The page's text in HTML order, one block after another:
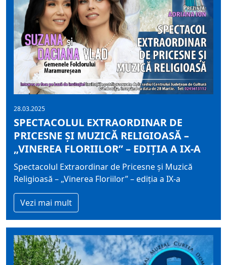
28.03.2025
SPECTACOLUL EXTRAORDINAR DE
PRICESNE ȘI MUZICĂ RELIGIOASĂ –
„VINEREA FLORIILOR” – EDIȚIA A IX-A
Spectacolul Extraordinar de Pricesne și Muzică
Religioasă – „Vinerea Floriilor” – ediția a IX-a
Vezi mai mult